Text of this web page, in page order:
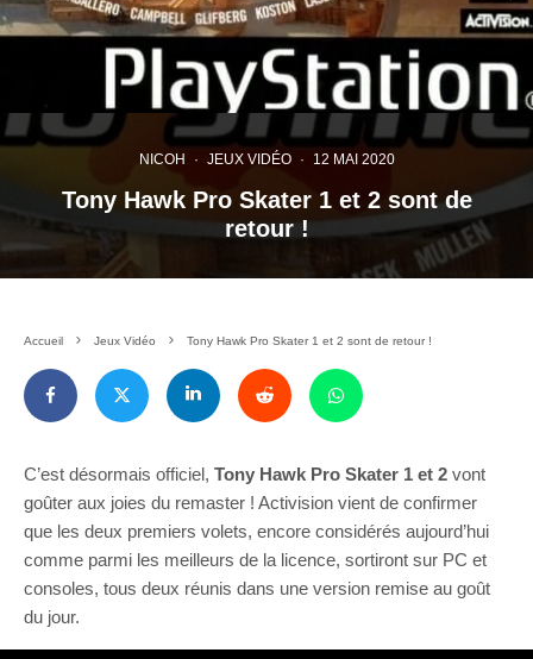
NICOH · JEUX VIDÉO · 12 MAI 2020
Tony Hawk Pro Skater 1 et 2 sont de
retour !
Accueil Jeux Vidéo Tony Hawk Pro Skater 1 et 2 sont de retour !
C’est désormais officiel, Tony Hawk Pro Skater 1 et 2 vont
goûter aux joies du remaster ! Activision vient de confirmer
que les deux premiers volets, encore considérés aujourd’hui
comme parmi les meilleurs de la licence, sortiront sur PC et
consoles, tous deux réunis dans une version remise au goût
du jour.